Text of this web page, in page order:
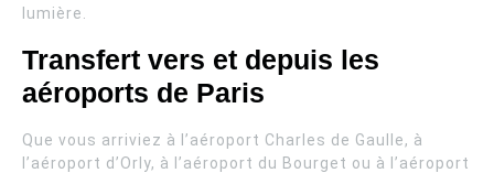
lumière.
Transfert vers et depuis les
aéroports de Paris
Que vous arriviez à l’aéroport Charles de Gaulle, à
l’aéroport d’Orly, à l’aéroport du Bourget ou à l’aéroport